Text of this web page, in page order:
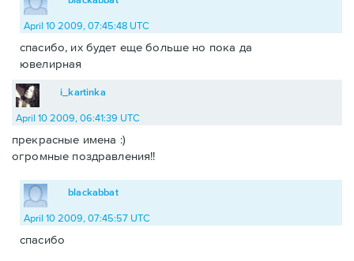
April 10 2009, 07:45:48 UTC
спасибо, их будет еще больше но пока да
ювелирная
i_kartinka
April 10 2009, 06:41:39 UTC
прекрасные имена :)
огромные поздравления!!
blackabbat
April 10 2009, 07:45:57 UTC
спасибо